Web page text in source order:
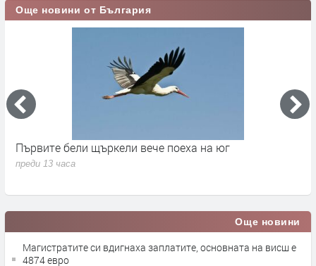
Още новини от България
Първите бели щъркели вече поеха на юг
преди 13 часа
Още новини
Магистратите си вдигнаха заплатите, основната на висш е
4874 евро